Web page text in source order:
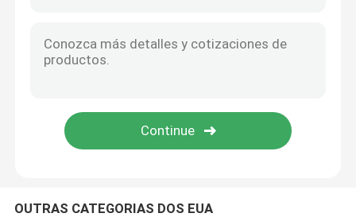
OUTRAS CATEGORIAS DOS EUA